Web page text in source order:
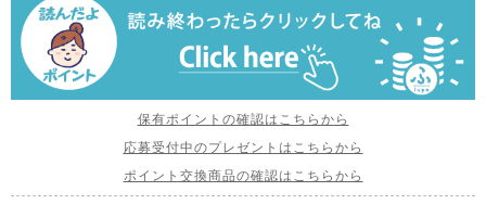
保有ポイントの確認はこちらから
応募受付中のプレゼントはこちらから
ポイント交換商品の確認はこちらから